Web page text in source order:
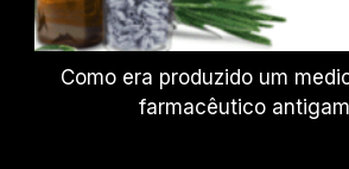
Como era produzido um
farmacêutico